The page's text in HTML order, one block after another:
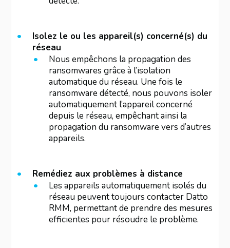
Isolez le ou les appareil(s) concerné(s) du
réseau
Nous empêchons la propagation des
ransomwares grâce à l’isolation
automatique du réseau. Une fois le
ransomware détecté, nous pouvons isoler
automatiquement l’appareil concerné
depuis le réseau, empêchant ainsi la
propagation du ransomware vers d’autres
appareils.
Remédiez aux problèmes à distance
Les appareils automatiquement isolés du
réseau peuvent toujours contacter Datto
RMM, permettant de prendre des mesures
efficientes pour résoudre le problème.